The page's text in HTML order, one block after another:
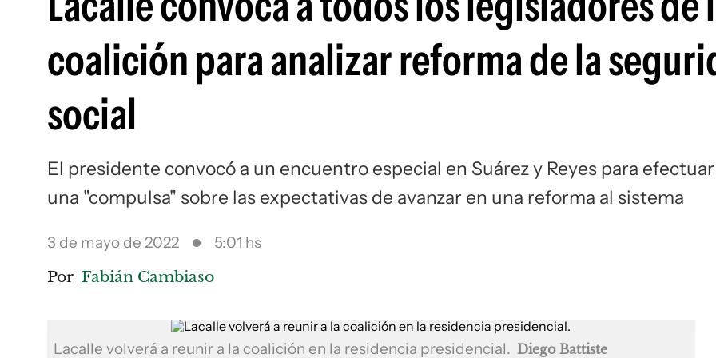
coalición para analizar reforma de la
social
El presidente convocó a un encuentro especial en Suárez y Reyes para efectuar
una "compulsa" sobre las expectativas de avanzar en una reforma al sistema
3 de mayo de 2022 5:01 hs
Por Fabián Cambiaso
Lacalle volverá a reunir a la coalición en la residencia presidencial. Diego Battiste